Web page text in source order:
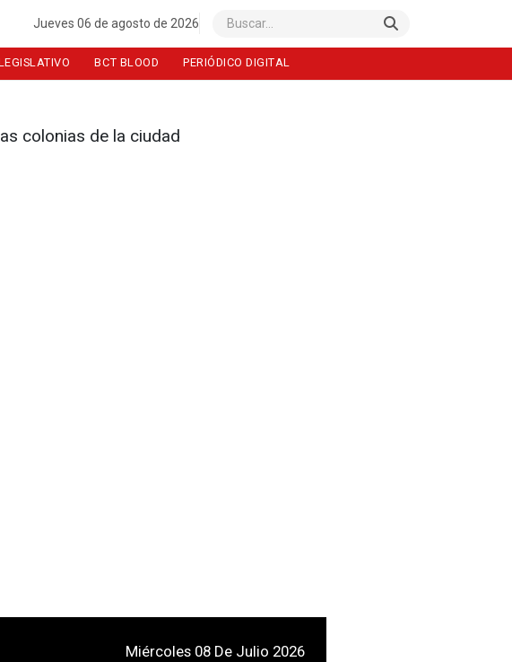
Jueves 06 de agosto de 2026 Buscar
BCT BLOOD PERIÓDICO DIGITAL
Miércoles 08 De Julio 2026